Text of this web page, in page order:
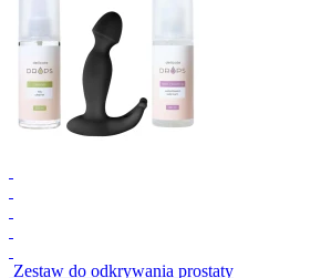
Zestaw do odkrywania prostaty